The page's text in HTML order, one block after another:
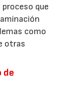
que
como
otras
de